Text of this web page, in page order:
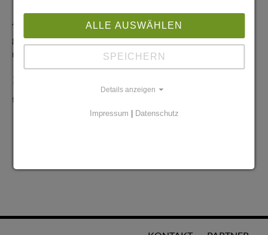
Anzeigen-Service
graen@mediaworldgmbh.deoder
meyer@mediaworldgmbh.de
tipps@stadtglanz.de
ALLE AUSWÄHLEN
SPEICHERN
Details anzeigen
Impressum | Datenschutz